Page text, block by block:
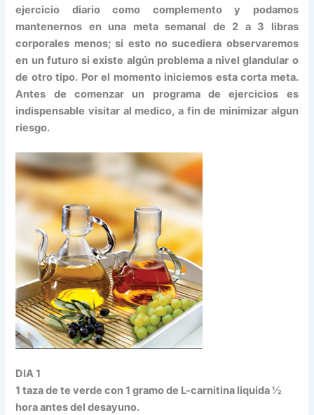
ejercicio diario como complemento y podamos
mantenernos en una meta semanal de 2 a 3 libras
corporales menos; si esto no sucediera observaremos
en un futuro si existe algún problema a nivel glandular o
de otro tipo. Por el momento iniciemos esta corta meta.
Antes de comenzar un programa de ejercicios es
indispensable visitar al medico, a fin de minimizar algun
riesgo.
DIA 1
1 taza de te verde con 1 gramo de L-carnitina liquida ½
hora antes del desayuno.